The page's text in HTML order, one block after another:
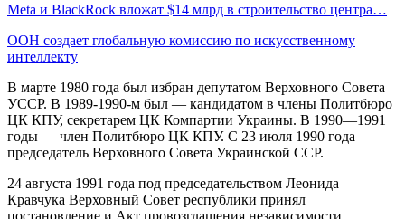
Meta и BlackRock вложат $14 млрд в строительство центра…
ООН создает глобальную комиссию по искусственному
интеллекту
В марте 1980 года был избран депутатом Верховного Совета
УССР. В 1989-1990-м был — кандидатом в члены Политбюро
ЦК КПУ, секретарем ЦК Компартии Украины. В 1990—1991
годы — член Политбюро ЦК КПУ. С 23 июля 1990 года —
председатель Верховного Совета Украинской ССР.
24 августа 1991 года под председательством Леонида
Кравчука Верховный Совет республики принял
постановление и Акт провозглашения независимости